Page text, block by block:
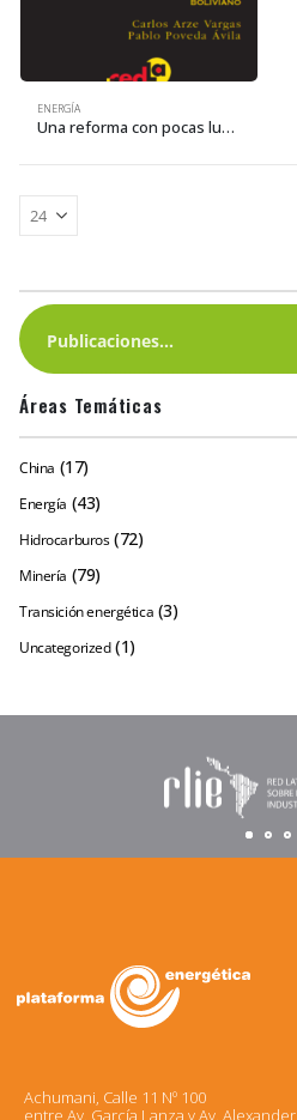
ENERGÍA
Una reforma con pocas luces: Privatización del sector eléctrico boliviano
Áreas Temáticas
China (17)
Energía (43)
Hidrocarburos (72)
Minería (79)
Transición energética (3)
Uncategorized (1)
Achumani, Calle 11 Nº 100
entre Av. García Lanza y Av. Alexander